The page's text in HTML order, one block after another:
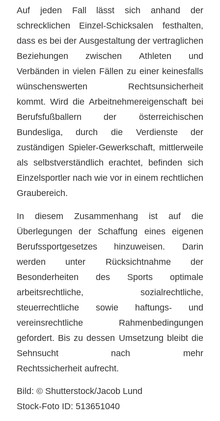
Auf jeden Fall lässt sich anhand der
schrecklichen Einzel-Schicksalen festhalten,
dass es bei der Ausgestaltung der vertraglichen
Beziehungen zwischen Athleten und
Verbänden in vielen Fällen zu einer keinesfalls
wünschenswerten Rechtsunsicherheit
kommt. Wird die Arbeitnehmereigenschaft bei
Berufsfußballern der österreichischen
Bundesliga, durch die Verdienste der
zuständigen Spieler-Gewerkschaft, mittlerweile
als selbstverständlich erachtet, befinden sich
Einzelsportler nach wie vor in einem rechtlichen
Graubereich.
In diesem Zusammenhang ist auf die
Überlegungen der Schaffung eines eigenen
Berufssportgesetzes hinzuweisen. Darin
werden unter Rücksichtnahme der
Besonderheiten des Sports optimale
arbeitsrechtliche, sozialrechtliche,
steuerrechtliche sowie haftungs- und
vereinsrechtliche Rahmenbedingungen
gefordert. Bis zu dessen Umsetzung bleibt die
Sehnsucht nach mehr
Rechtssicherheit aufrecht.
Bild: © Shutterstock/Jacob Lund
Stock-Foto ID: 513651040